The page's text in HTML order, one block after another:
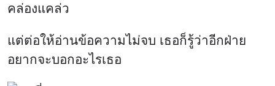
คล่องแคล่ว
แต่ต่อให้อ่านข้อความไม่จบ เธอก็รู้ว่าอีกฝ่าย
อยากจะบอกอะไรเธอ